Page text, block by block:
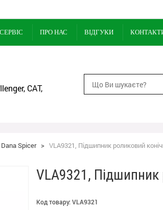
СЕРВІС ПРО НАС ВІДГУКИ
CAT,
Dana Spicer > VLA9321, Підшипник роликовий
VLA9321, Підшипник
Код товару: VLA9321